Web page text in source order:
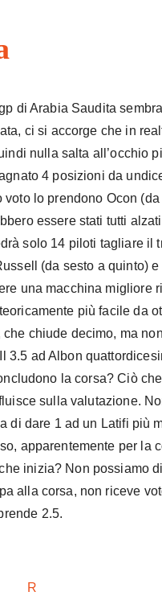
di Arabia Saudita
ci si accorge che in
nulla salta all’occhio
4 posizioni da
lo prendono Ocon
essere stati tutti
solo 14 piloti tagliare il
(da sesto a quinto)
una macchina migliore
più facile da
chiude decimo, ma
3.5 ad Albon
la corsa? Ciò
sulla valutazione.
di dare 1 ad un Latifi più
apparentemente per la
inizia? Non possiamo
alla corsa, non riceve
2.5.
R